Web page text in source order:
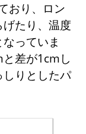
おり、ロン
たり、温度
っていま
差が1cmし
りとしたパ